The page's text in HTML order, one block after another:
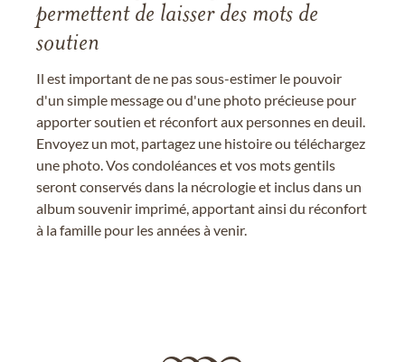
permettent de laisser des mots de
soutien
Il est important de ne pas sous-estimer le pouvoir
d'un simple message ou d'une photo précieuse pour
apporter soutien et réconfort aux personnes en deuil.
Envoyez un mot, partagez une histoire ou téléchargez
une photo. Vos condoléances et vos mots gentils
seront conservés dans la nécrologie et inclus dans un
album souvenir imprimé, apportant ainsi du réconfort
à la famille pour les années à venir.